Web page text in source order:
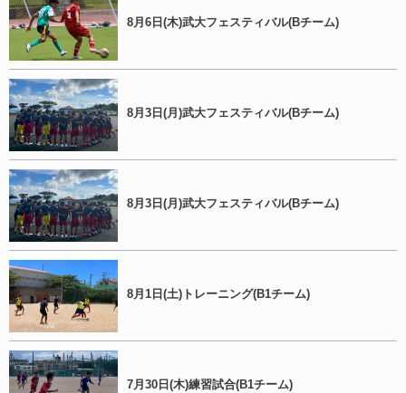
8月6日(木)武大フェスティバル(Bチーム)
8月3日(月)武大フェスティバル(Bチーム)
8月3日(月)武大フェスティバル(Bチーム)
8月1日(土)トレーニング(B1チーム)
7月30日(木)練習試合(B1チーム)